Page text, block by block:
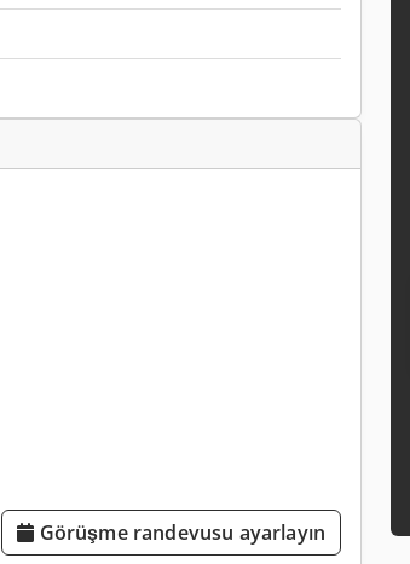
Görüşme randevusu ayarlayın